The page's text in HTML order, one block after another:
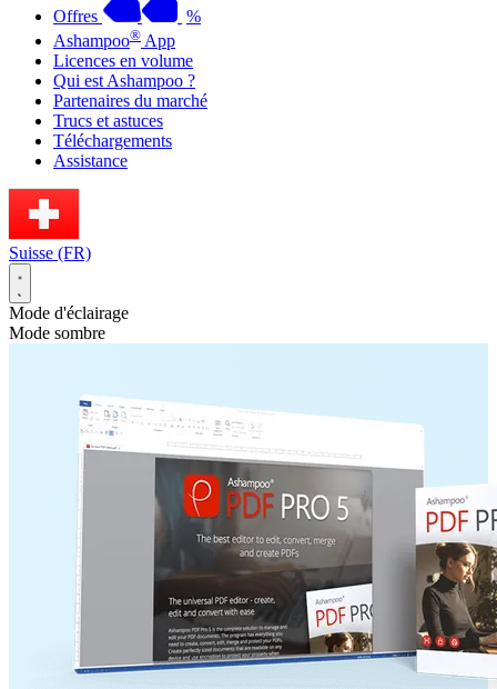
Offres
%
Ashampoo® App
Licences en volume
Qui est Ashampoo ?
Partenaires du marché
Trucs et astuces
Téléchargements
Assistance
Suisse (FR)
Mode d'éclairage
Mode sombre